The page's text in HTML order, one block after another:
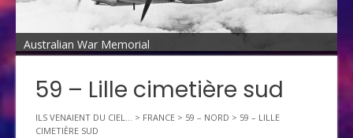
Australian War Memorial
59 – Lille cimetière sud
ILS VENAIENT DU CIEL... > FRANCE > 59 – NORD > 59 – LILLE
CIMETIÈRE SUD